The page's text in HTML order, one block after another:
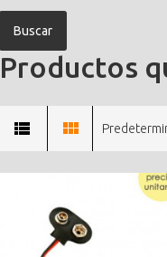
Productos